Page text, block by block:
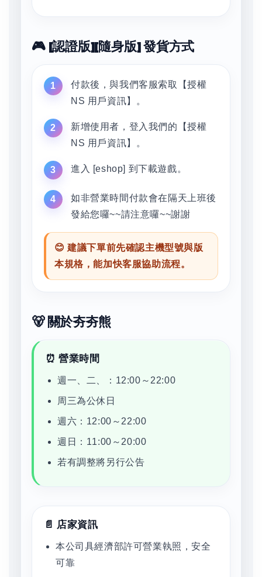
🎮 [認證版][隨身版] 發貨方式
付款後，與我們客服索取【授權
NS 用戶資訊】。
新增使用者，登入我們的【授權
NS 用戶資訊】。
進入 [eshop] 到下載遊戲。
如非營業時間付款會在隔天上班後
發給您囉~~請注意囉~~謝謝
😊 建議下單前先確認主機型號與版
本規格，能加快客服協助流程。
🐻 關於夯夯熊
⏰ 營業時間
週一、二、：12:00～22:00
周三為公休日
週六：12:00～22:00
週日：11:00～20:00
若有調整將另行公告
📄 店家資訊
本公司具經濟部許可營業執照，安全
可靠